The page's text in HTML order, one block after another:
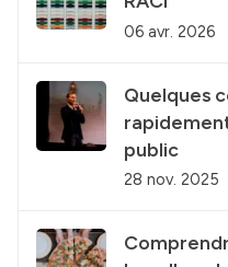
06 avr. 2026
Quelques
public
28 nov. 2025